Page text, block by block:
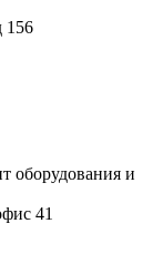
156
оборудования и
41